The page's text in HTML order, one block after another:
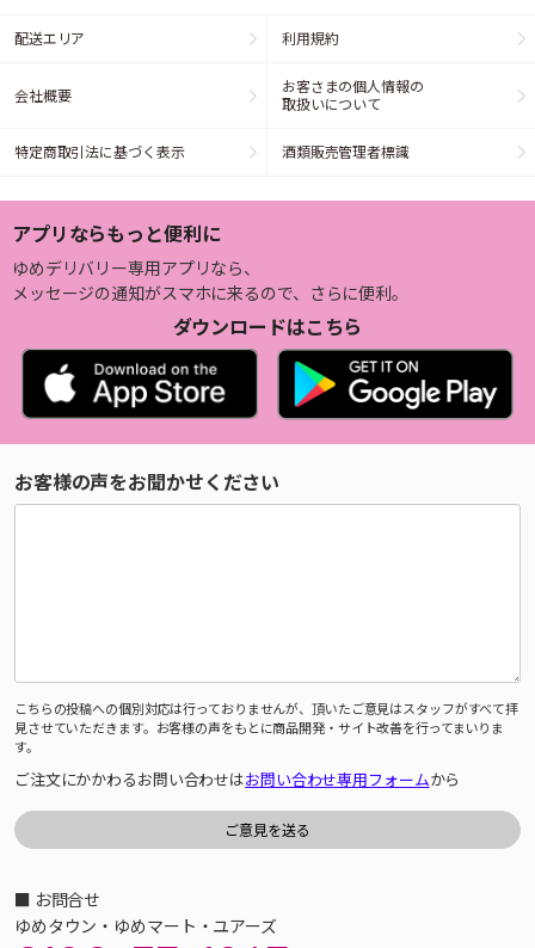
配送エリア 利用規約
会社概要
お客さまの個人情報の
取扱いについて
特定商取引法に基づく表示 酒類販売管理者標識
アプリならもっと便利に
ゆめデリバリー専用アプリなら、
メッセージの通知がスマホに来るので、さらに便利。
ダウンロードはこちら
お客様の声をお聞かせください
こちらの投稿への個別対応は行っておりませんが、頂いたご意見はスタッフがすべて拝
見させていただきます。お客様の声をもとに商品開発・サイト改善を行ってまいりま
す。
ご注文にかかわるお問い合わせはお問い合わせ専用フォームから
■ お問合せ
ゆめタウン・ゆめマート・ユアーズ